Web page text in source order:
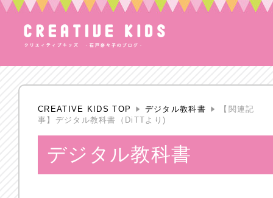
CREATIVE KIDS TOP デジタル教科書
【関連記
事】デジタル教科書（DiTTより)
デジタル教科書